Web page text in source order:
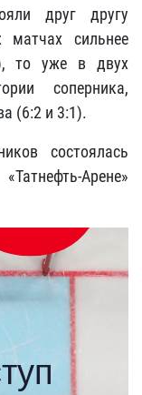
друг другу
сильнее
то уже в двух
соперника,
(6:2 и 3:1).
состоялась
Арене»